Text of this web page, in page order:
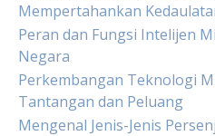
Mempertahankan
Peran dan Fungsi Intelijen
Negara
Perkembangan Teknologi
Tantangan dan Peluang
Mengenal Jenis-Jenis